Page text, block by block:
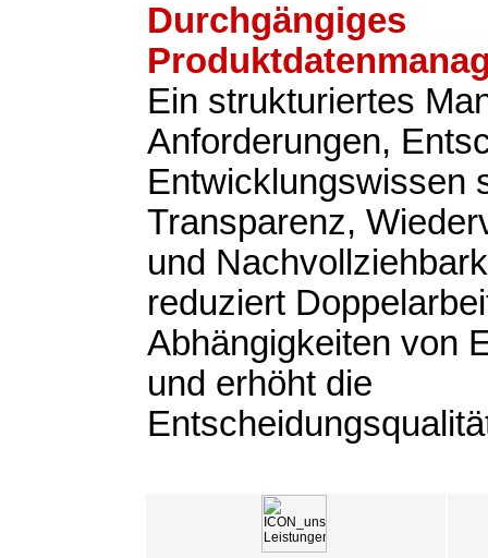
Durchgängiges
Ein strukturiertes
Anforderungen,
Entwicklungswissen
Transparenz,
und
reduziert
Abhängigkeiten von
und erhöht die